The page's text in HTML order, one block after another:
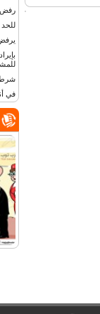
رفض
للحد
يرفض 9٫3 ملايين دولار مقابل لوحة أرقام سيارته
شرطة
في